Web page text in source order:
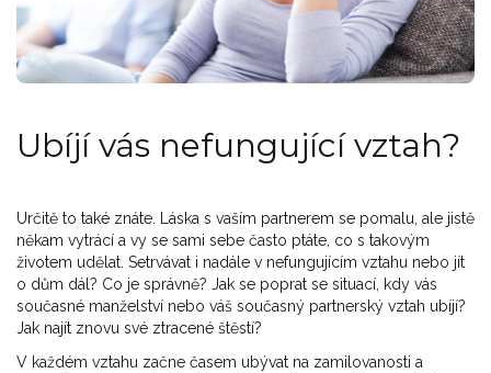
Ubíjí vás nefungující vztah?
Určitě to také znáte. Láska s vaším partnerem se pomalu, ale jistě
někam vytrácí a vy se sami sebe často ptáte, co s takovým
životem udělat. Setrvávat i nadále v nefungujícím vztahu nebo jít
o dům dál? Co je správně? Jak se poprat se situací, kdy vás
současné manželství nebo váš současný partnerský vztah ubíjí?
Jak najít znovu své ztracené štěstí?
V každém vztahu začne časem ubývat na zamilovanosti a